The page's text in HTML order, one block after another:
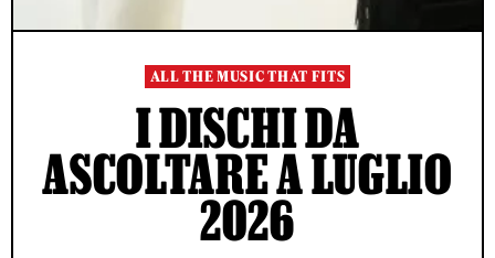
ALL THE MUSIC THAT FITS
I DISCHI DA
ASCOLTARE A LUGLIO
2026